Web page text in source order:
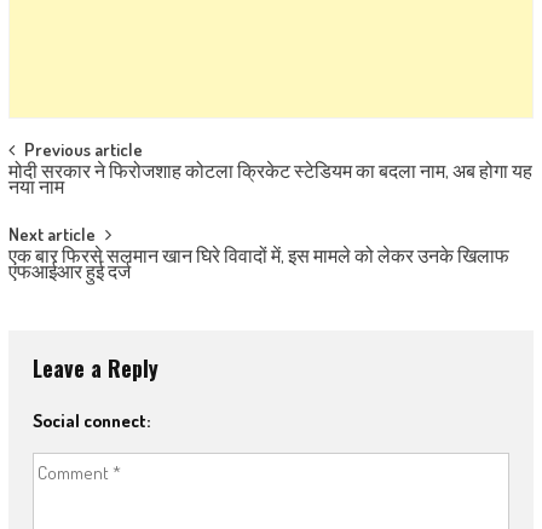
Post navigation
Previous article
मोदी सरकार ने फिरोजशाह कोटला क्रिकेट स्टेडियम का बदला नाम, अब होगा यह
नया नाम
Next article
एक बार फिरसे सलमान खान घिरे विवादों में, इस मामले को लेकर उनके खिलाफ
एफआईआर हुई दर्ज
Leave a Reply
Social connect: